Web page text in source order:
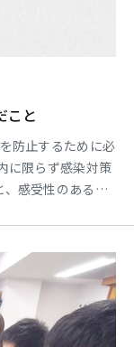
こと
防止するために必
に限らず感染対策
感受性のある宿
は、感染経路の遮
、消毒薬の使用と
のは、手洗いに